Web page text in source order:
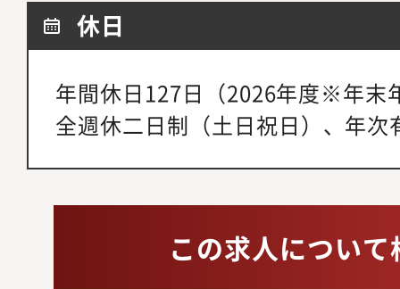
休日
年間休日127日（2026年度※年末
全週休二日制（土日祝日）、年次
この求人につい